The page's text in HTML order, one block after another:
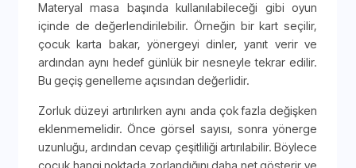
Materyal masa başında kullanılabileceği gibi oyun
içinde de değerlendirilebilir. Örneğin bir kart seçilir,
çocuk karta bakar, yönergeyi dinler, yanıt verir ve
ardından aynı hedef günlük bir nesneyle tekrar edilir.
Bu geçiş genelleme açısından değerlidir.
Zorluk düzeyi artırılırken aynı anda çok fazla değişken
eklenmemelidir. Önce görsel sayısı, sonra yönerge
uzunluğu, ardından cevap çeşitliliği artırılabilir. Böylece
çocuk hangi noktada zorlandığını daha net gösterir ve